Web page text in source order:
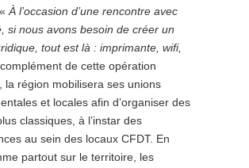
À l’occasion d’une rencontre avec
si nous avons besoin de créer un
tout est là : imprimante, wifi,
de cette opération
la région mobilisera ses unions
et locales afin d’organiser des
classiques, à l’instar des
au sein des locaux CFDT. En
partout sur le territoire, les